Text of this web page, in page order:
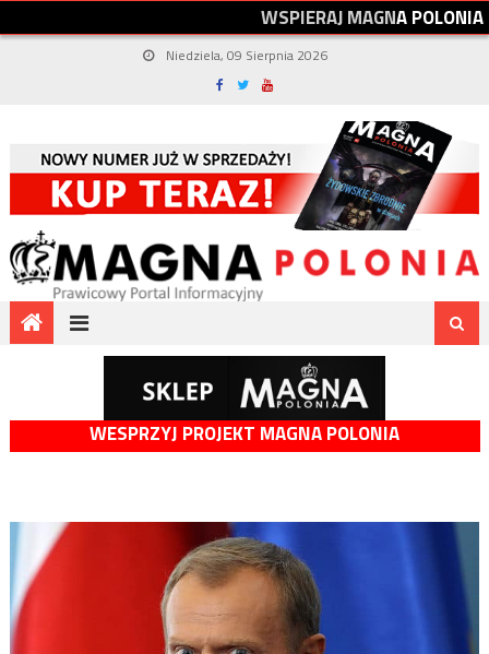
WSPIERAJMAGNAPOLONIA
Niedziela, 09 Sierpnia 2026
WESPRZYJ PROJEKT MAGNA POLONIA